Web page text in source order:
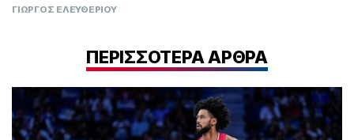
ΓΙΩΡΓΟΣ ΕΛΕΥΘΕΡΙΟΥ
ΠΕΡΙΣΣΟΤΕΡΑ ΑΡΘΡΑ